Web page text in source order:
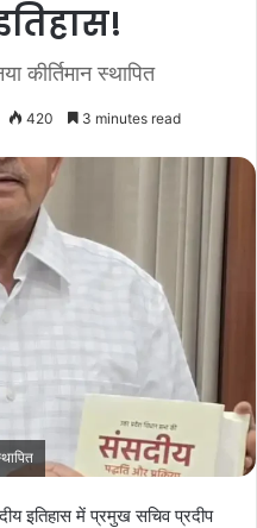
कीर्तिमान स्थापित
420 3 minutes read
इतिहास में प्रमुख सचिव प्रदीप